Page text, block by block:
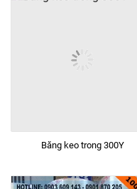
Băng keo trong 300Y